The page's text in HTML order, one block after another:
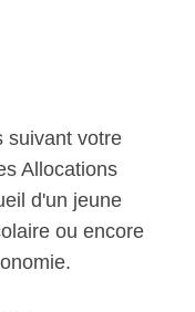
suivant votre
Allocations
d'un jeune
ou encore